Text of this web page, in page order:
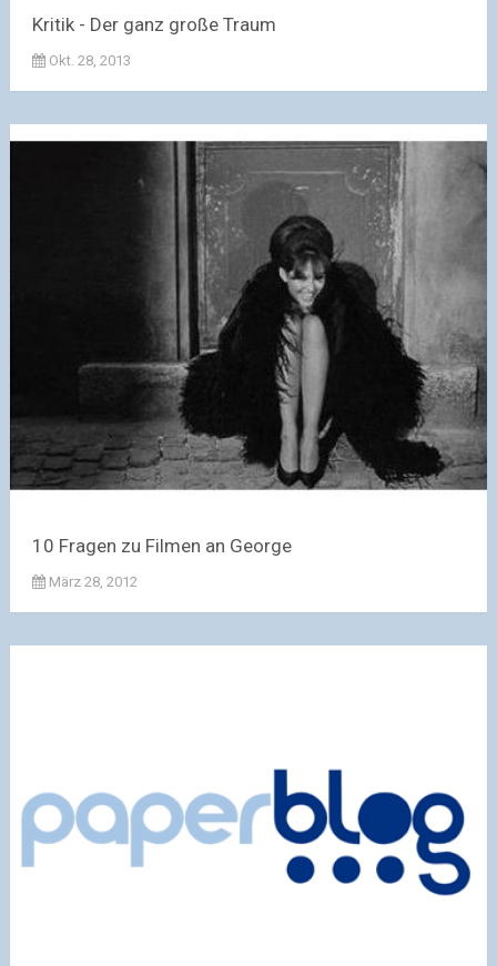
Kritik - Der ganz große Traum
Okt. 28, 2013
10 Fragen zu Filmen an George
März 28, 2012